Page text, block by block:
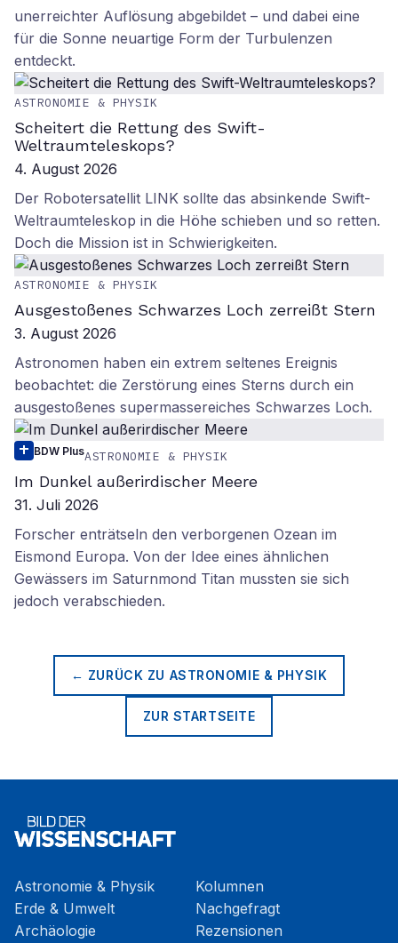
unerreichter Auflösung abgebildet – und dabei eine
für die Sonne neuartige Form der Turbulenzen
entdeckt.
ASTRONOMIE & PHYSIK
Scheitert die Rettung des Swift-
Weltraumteleskops?
4. August 2026
Der Robotersatellit LINK sollte das absinkende Swift-
Weltraumteleskop in die Höhe schieben und so retten.
Doch die Mission ist in Schwierigkeiten.
ASTRONOMIE & PHYSIK
Ausgestoßenes Schwarzes Loch zerreißt Stern
3. August 2026
Astronomen haben ein extrem seltenes Ereignis
beobachtet: die Zerstörung eines Sterns durch ein
ausgestoßenes supermassereiches Schwarzes Loch.
BDW PlusASTRONOMIE & PHYSIK
Im Dunkel außerirdischer Meere
31. Juli 2026
Forscher enträtseln den verborgenen Ozean im
Eismond Europa. Von der Idee eines ähnlichen
Gewässers im Saturnmond Titan mussten sie sich
jedoch verabschieden.
← ZURÜCK ZU ASTRONOMIE & PHYSIK
ZUR STARTSEITE
Astronomie & Physik
Erde & Umwelt
Archäologie
Kolumnen
Nachgefragt
Rezensionen